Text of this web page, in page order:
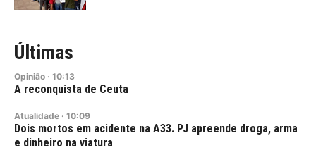
Últimas
Opinião · 10:13
A reconquista de Ceuta
Atualidade · 10:09
Dois mortos em acidente na A33. PJ apreende droga, arma
e dinheiro na viatura